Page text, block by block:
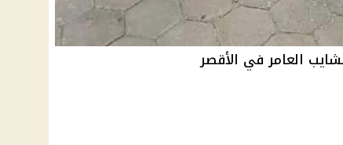
العامر في الأقصر